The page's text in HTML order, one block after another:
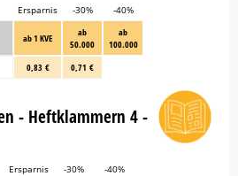
Ersparnis -30% -40%
ab 1 KVE
ab
50.000
ab
100.000
0,83 € 0,71 €
- Heftklammern 4 -
Ersparnis -30% -40%